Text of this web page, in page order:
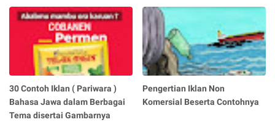
30 Contoh Iklan ( Pariwara )
Bahasa Jawa dalam Berbagai
Tema disertai Gambarnya
Pengertian Iklan Non
Komersial Beserta Contohnya